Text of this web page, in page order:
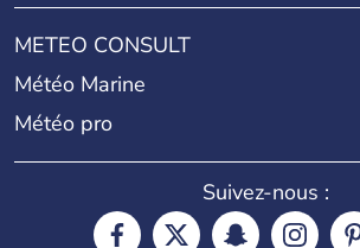
METEO CONSULT
Météo Marine
Météo pro
Suivez-nous :